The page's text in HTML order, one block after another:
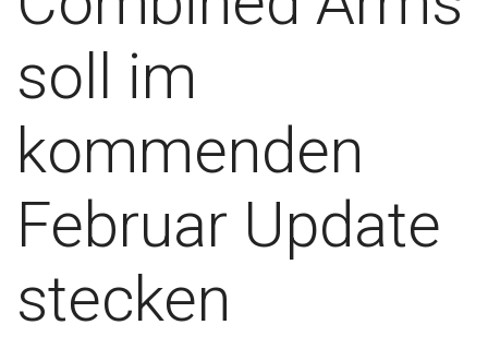
soll im
kommenden
Februar Update
stecken